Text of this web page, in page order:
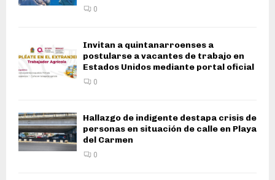
0
Invitan a quintanarroenses a
postularse a vacantes de trabajo en
Estados Unidos mediante portal oficial
0
Hallazgo de indigente destapa crisis de
personas en situación de calle en Playa
del Carmen
0